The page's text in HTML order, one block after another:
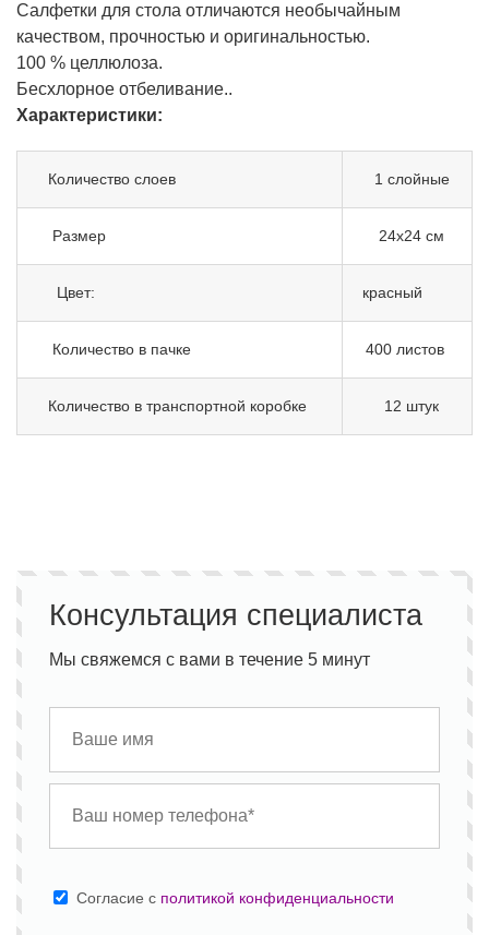
Салфетки для стола отличаются необычайным
качеством, прочностью и оригинальностью.
100 % целлюлоза.
Бесхлорное отбеливание..
Характеристики:
Количество слоев 1 слойные
Размер 24х24 см
Цвет: красный
Количество в пачке 400 листов
Количество в транспортной коробке 12 штук
Консультация специалиста
Мы свяжемся с вами в течение 5 минут
Cогласие с политикой конфиденциальности